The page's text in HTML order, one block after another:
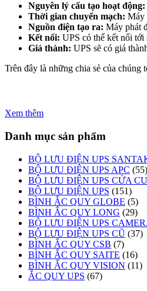
Nguyên lý cấu tạo hoạt động:
Thời gian chuyển mạch: Máy
Nguồn điện tạo ra: Máy phát
Kết nối: UPS có thể kết nối
Giá thành: UPS sẽ có giá
Trên đây là những chia sẻ của chúng
Xem thêm
Danh mục sản phẩm
BỘ LƯU ĐIỆN UPS
BỘ LƯU ĐIỆN UPS APC (55)
BỘ LƯU ĐIỆN UPS CỬA
BỘ LƯU ĐIỆN UPS (151)
BÌNH ẮC QUY GLOBE (5)
BÌNH ẮC QUY LONG (29)
BỘ LƯU ĐIỆN UPS
BỘ LƯU ĐIỆN UPS CŨ (37)
BÌNH ẮC QUY CSB (7)
BÌNH ẮC QUY SAITE (16)
BÌNH ẮC QUY VISION (11)
ẮC QUY UPS (67)